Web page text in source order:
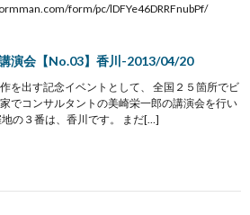
form/pc/lDFYe46DRRFnubPf/
演会【No.03】香川-2013/04/20
を出す記念イベントとして、 全国２５箇所でビ
でコンサルタントの美崎栄一郎の講演会を行い
地の３番は、香川です。 まだ[…]